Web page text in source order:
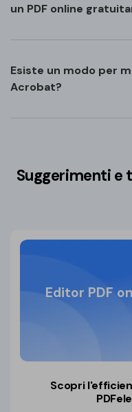
un PDF online
Esiste un modo per
Acrobat?
Suggerimenti e
Editor PDF
Scopri